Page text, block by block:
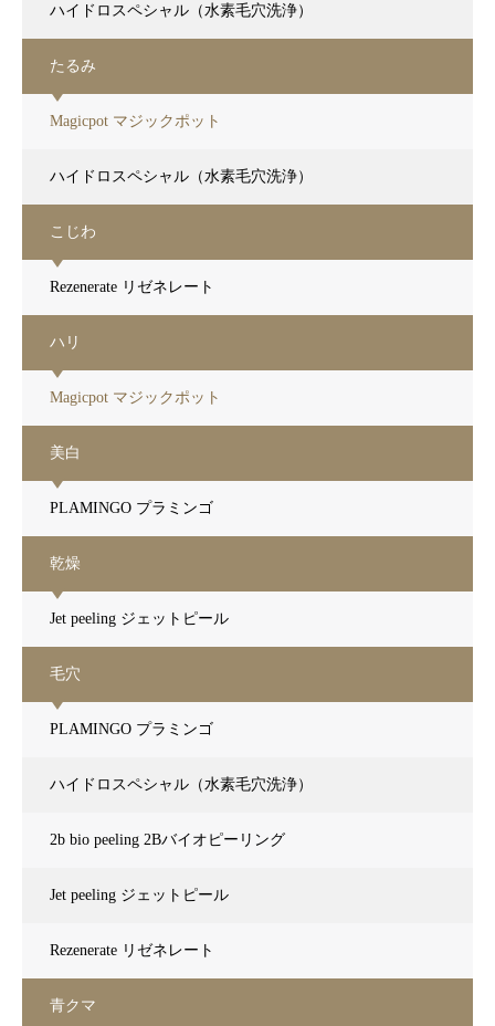
ハイドロスペシャル（水素毛穴洗浄）
たるみ
Magicpot マジックポット
ハイドロスペシャル（水素毛穴洗浄）
こじわ
Rezenerate リゼネレート
ハリ
Magicpot マジックポット
美白
PLAMINGO プラミンゴ
乾燥
Jet peeling ジェットピール
毛穴
PLAMINGO プラミンゴ
ハイドロスペシャル（水素毛穴洗浄）
2b bio peeling 2Bバイオピーリング
Jet peeling ジェットピール
Rezenerate リゼネレート
青クマ